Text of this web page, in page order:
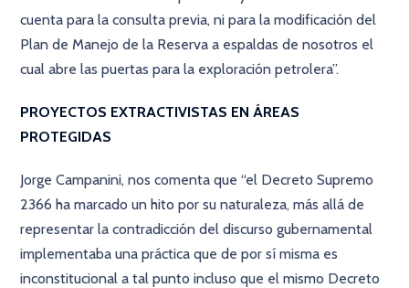
cuenta para la consulta previa, ni para la modificación del
Plan de Manejo de la Reserva a espaldas de nosotros el
cual abre las puertas para la exploración petrolera”.
PROYECTOS EXTRACTIVISTAS EN ÁREAS
PROTEGIDAS
Jorge Campanini, nos comenta que “el Decreto Supremo
2366 ha marcado un hito por su naturaleza, más allá de
representar la contradicción del discurso gubernamental
implementaba una práctica que de por sí misma es
inconstitucional a tal punto incluso que el mismo Decreto